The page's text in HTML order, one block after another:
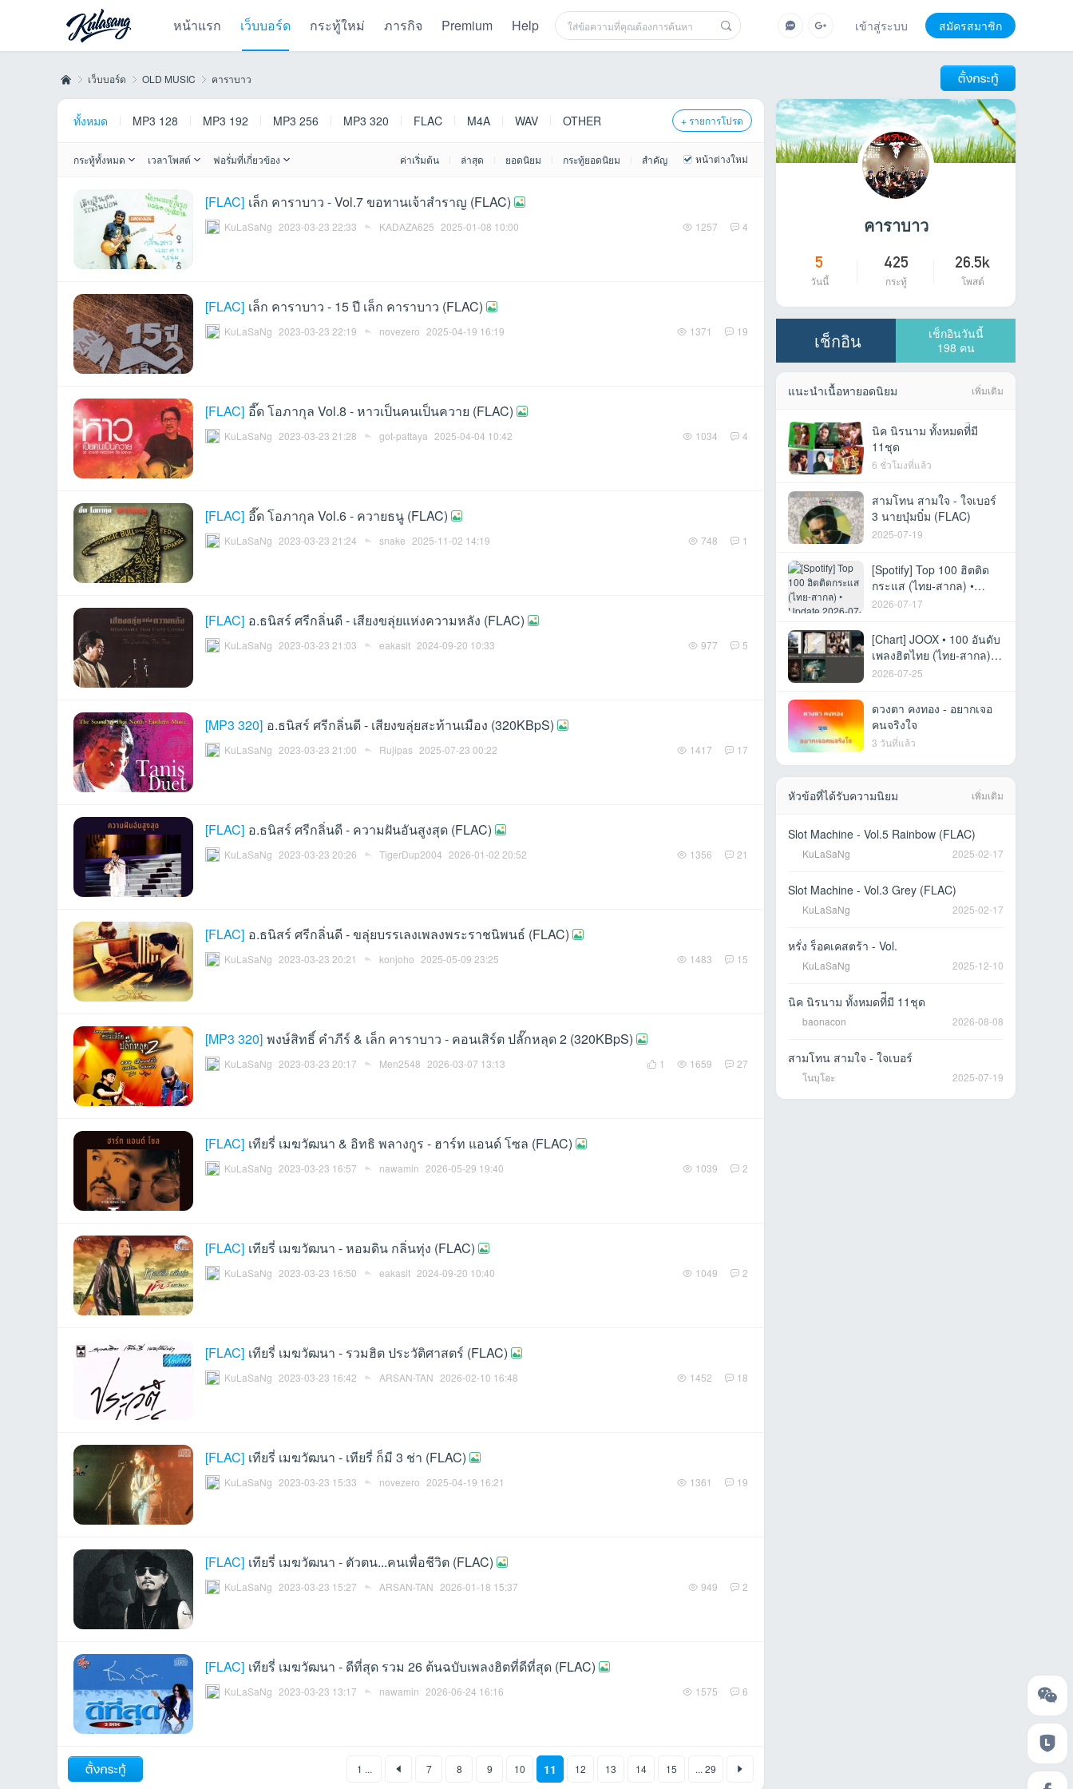
หน้าแรก เว็บบอร์ด กระทู้ใหม่ ภารกิจ Premium Help เข้าสู่ระบบ สมัครสมาชิก
เว็บบอร์ด OLD MUSIC คาราบาว
+ รายการโปรด
ทั้งหมด MP3 128 MP3 192 MP3 256 MP3 320 FLAC M4A WAV OTHER
หน้าต่างใหม่
กระทู้ทั้งหมด เวลาโพสต์ ฟอรั่มที่เกี่ยวข้อง ค่าเริ่มต้น ล่าสุด ยอดนิยม กระทู้ยอดนิยม สำคัญ
[FLAC] เล็ก คาราบาว - Vol.7 ขอทานเจ้าสำราญ (FLAC)
KuLaSaNg 2023-03-23 22:33 KADAZA625 2025-01-08 10:00 1257 4
[FLAC] เล็ก คาราบาว - 15 ปี เล็ก คาราบาว (FLAC)
KuLaSaNg 2023-03-23 22:19 novezero 2025-04-19 16:19 1371 19
[FLAC] อี๊ด โอภากุล Vol.8 - หาวเป็นคนเป็นควาย (FLAC)
KuLaSaNg 2023-03-23 21:28 got-pattaya 2025-04-04 10:42 1034 4
[FLAC] อี๊ด โอภากุล Vol.6 - ควายธนู (FLAC)
KuLaSaNg 2023-03-23 21:24 snake 2025-11-02 14:19 748 1
[FLAC] อ.ธนิสร์ ศรีกลิ่นดี - เสียงขลุ่ยแห่งความหลัง (FLAC)
KuLaSaNg 2023-03-23 21:03 eakasit 2024-09-20 10:33 977 5
[MP3 320] อ.ธนิสร์ ศรีกลิ่นดี - เสียงขลุ่ยสะท้านเมือง (320KBpS)
KuLaSaNg 2023-03-23 21:00 Rujipas 2025-07-23 00:22 1417 17
[FLAC] อ.ธนิสร์ ศรีกลิ่นดี - ความฝันอันสูงสุด (FLAC)
KuLaSaNg 2023-03-23 20:26 TigerDup2004 2026-01-02 20:52 1356 21
[FLAC] อ.ธนิสร์ ศรีกลิ่นดี - ขลุ่ยบรรเลงเพลงพระราชนิพนธ์ (FLAC)
KuLaSaNg 2023-03-23 20:21 konjoho 2025-05-09 23:25 1483 15
[MP3 320] พงษ์สิทธิ์ คำภีร์ & เล็ก คาราบาว - คอนเสิร์ต ปลั๊กหลุด 2 (320KBpS)
KuLaSaNg 2023-03-23 20:17 Men2548 2026-03-07 13:13 1 1659 27
[FLAC] เทียรี่ เมฆวัฒนา & อิทธิ พลางกูร - ฮาร์ท แอนด์ โซล (FLAC)
KuLaSaNg 2023-03-23 16:57 nawamin 2026-05-29 19:40 1039 2
[FLAC] เทียรี่ เมฆวัฒนา - หอมดิน กลิ่นทุ่ง (FLAC)
KuLaSaNg 2023-03-23 16:50 eakasit 2024-09-20 10:40 1049 2
[FLAC] เทียรี่ เมฆวัฒนา - รวมฮิต ประวัติศาสตร์ (FLAC)
KuLaSaNg 2023-03-23 16:42 ARSAN-TAN 2026-02-10 16:48 1452 18
[FLAC] เทียรี่ เมฆวัฒนา - เทียรี่ ก็มี 3 ช่า (FLAC)
KuLaSaNg 2023-03-23 15:33 novezero 2025-04-19 16:21 1361 19
[FLAC] เทียรี่ เมฆวัฒนา - ตัวตน...คนเพื่อชีวิต (FLAC)
KuLaSaNg 2023-03-23 15:27 ARSAN-TAN 2026-01-18 15:37 949 2
[FLAC] เทียรี่ เมฆวัฒนา - ดีที่สุด รวม 26 ต้นฉบับเพลงฮิตที่ดีที่สุด (FLAC)
KuLaSaNg 2023-03-23 13:17 nawamin 2026-06-24 16:16 1575 6
1 ... 7 8 9 10 11 12 13 14 15 ... 29
คาราบาว
5
วันนี้
425
กระทู้
26.5k
โพสต์
เช็กอิน
เช็กอินวันนี้
198 คน
แนะนำเนื้อหายอดนิยม เพิ่มเติม
นิค นิรนาม ทั้งหมดที่ีมี
11ชุด
6 ชั่วโมงที่แล้ว
สามโทน สามใจ - ใจเบอร์
3 นายบุ๋มบิ๋ม (FLAC)
2025-07-19
[Spotify] Top 100 ฮิตติด
กระแส (ไทย-สากล) •
Update 2026-07-15 [320
2026-07-17
[Chart] JOOX • 100 อันดับ
เพลงฮิตไทย (ไทย-สากล) •
23 ก.ค. 69 [320 kbps]
2026-07-25
ดวงตา คงทอง - อยากเจอ
คนจริงใจ
3 วันที่แล้ว
หัวข้อที่ได้รับความนิยม เพิ่มเติม
Slot Machine - Vol.5 Rainbow (FLAC)
KuLaSaNg 2025-02-17
Slot Machine - Vol.3 Grey (FLAC)
KuLaSaNg 2025-02-17
หรั่ง ร็อคเคสตร้า - Vol.
KuLaSaNg 2025-12-10
นิค นิรนาม ทั้งหมดที่ีมี 11ชุด
baonacon 2026-08-08
สามโทน สามใจ - ใจเบอร์
โนบุโอะ 2025-07-19